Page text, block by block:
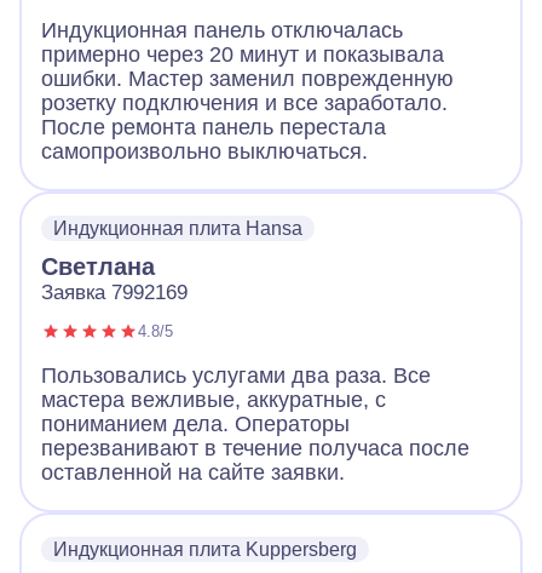
Индукционная панель отключалась
примерно через 20 минут и показывала
ошибки. Мастер заменил поврежденную
розетку подключения и все заработало.
После ремонта панель перестала
самопроизвольно выключаться.
Индукционная плита Hansa
Светлана
Заявка 7992169
4.8/5
Пользовались услугами два раза. Все
мастера вежливые, аккуратные, с
пониманием дела. Операторы
перезванивают в течение получаса после
оставленной на сайте заявки.
Индукционная плита Kuppersberg